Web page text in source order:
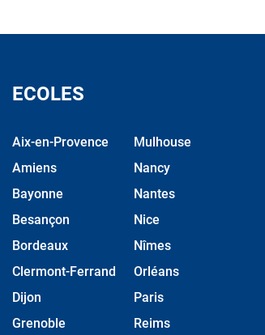
ECOLES
Aix-en-Provence
Amiens
Bayonne
Besançon
Bordeaux
Clermont-Ferrand
Dijon
Grenoble
Mulhouse
Nancy
Nantes
Nice
Nîmes
Orléans
Paris
Reims